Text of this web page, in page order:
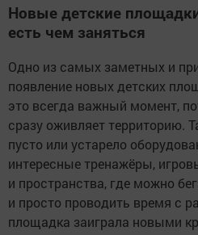
Новые детские
есть чем заняться
Одно из самых заметных и
появление новых детских
это всегда важный момент,
сразу оживляет территорию.
пусто или устарело
интересные тренажёры,
и пространства, где можно
и просто проводить время с
площадка заиграла новыми